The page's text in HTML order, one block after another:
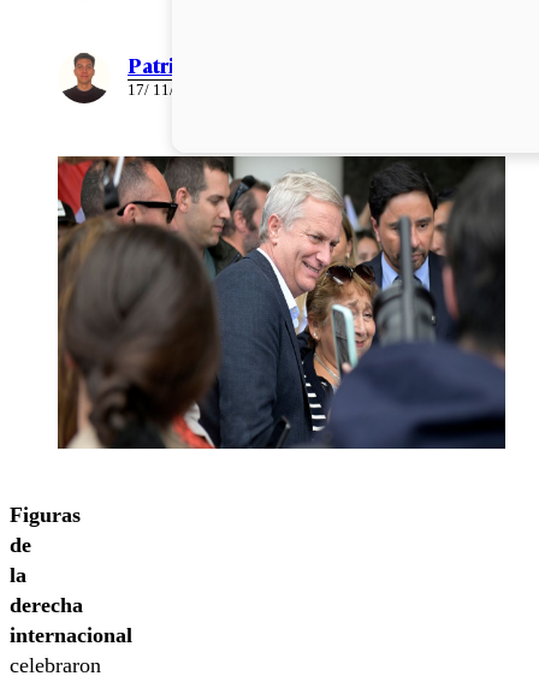
Patricio Torres
17/ 11/ 2025
Figuras
de
la
derecha
internacional
celebraron